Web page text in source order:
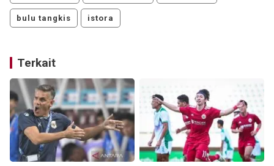
bulu tangkis istora
Terkait